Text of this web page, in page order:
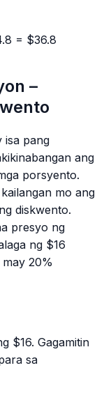
= $36.8
–
isa pang
ang
porsyento.
mo ang
diskwento.
presyo ng
ng $16
20%
$16. Gagamitin
sa